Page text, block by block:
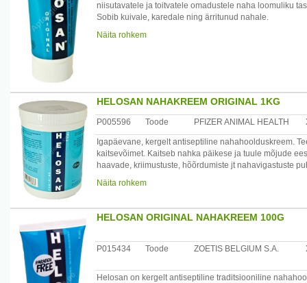
niisutavatele ja toitvatele omadustele naha loomuliku
Sobib kuivale, karedale ning ärritunud nahale.
Maaletooja: AS Oriola, Kungla 2, Saue 76505,
Näita rohkem
HELOSAN NAHAKREEM ORIGINAL 1KG
P005596 Toode PFIZER ANIMAL HEALTH
Igapäevane, kergelt antiseptiline nahahoolduskreem.
kaitsevõimet. Kaitseb nahka päikese ja tuule mõjude
haavade, kriimustuste, hõõrdumiste jt nahavigastuste
Tootjamaa: Taani
Näita rohkem
HELOSAN ORIGINAL NAHAKREEM 100G
P015434 Toode ZOETIS BELGIUM S.A.
Helosan on kergelt antiseptiline traditsiooniline